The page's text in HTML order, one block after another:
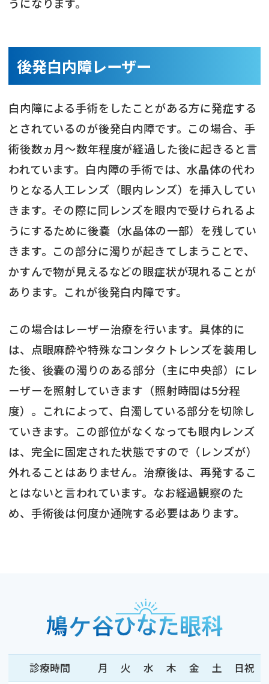
後発白内障レーザー
白内障による手術をしたことがある方に発症する
とされているのが後発白内障です。この場合、手
術後数ヵ月～数年程度が経過した後に起きると言
われています。白内障の手術では、水晶体の代わ
りとなる人工レンズ（眼内レンズ）を挿入してい
きます。その際に同レンズを眼内で受けられるよ
うにするために後嚢（水晶体の一部）を残してい
きます。この部分に濁りが起きてしまうことで、
かすんで物が見えるなどの眼症状が現れることが
あります。これが後発白内障です。
この場合はレーザー治療を行います。具体的に
は、点眼麻酔や特殊なコンタクトレンズを装用し
た後、後嚢の濁りのある部分（主に中央部）にレ
ーザーを照射していきます（照射時間は5分程
度）。これによって、白濁している部分を切除し
ていきます。この部位がなくなっても眼内レンズ
は、完全に固定された状態ですので（レンズが）
外れることはありません。治療後は、再発するこ
とはないと言われています。なお経過観察のた
め、手術後は何度か通院する必要はあります。
診療時間 月 火 水 木 金 土
日祝